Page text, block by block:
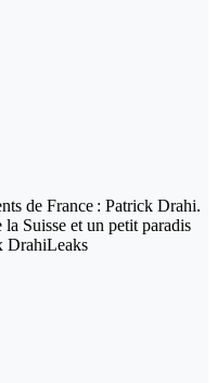
de France : Patrick Drahi.
Suisse et un petit paradis
DrahiLeaks